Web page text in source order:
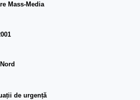
Mass-Media
de urgență